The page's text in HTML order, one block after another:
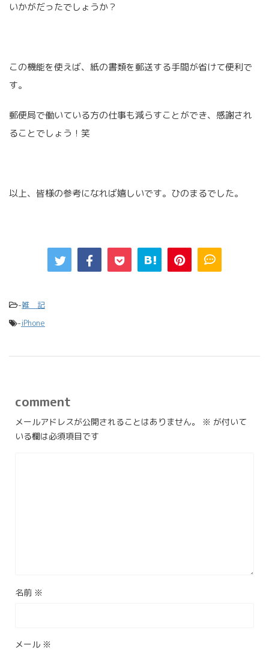
いかがだったでしょうか？
この機能を使えば、紙の書類を郵送する手間が省けて便利で
す。
郵便局で働いている方の仕事も減らすことができ、感謝され
ることでしょう！笑
以上、皆様の参考になれば嬉しいです。ひのまるでした。
-雑 記
-iPhone
comment
メールアドレスが公開されることはありません。 ※ が付いて
いる欄は必須項目です
名前 ※
メール ※